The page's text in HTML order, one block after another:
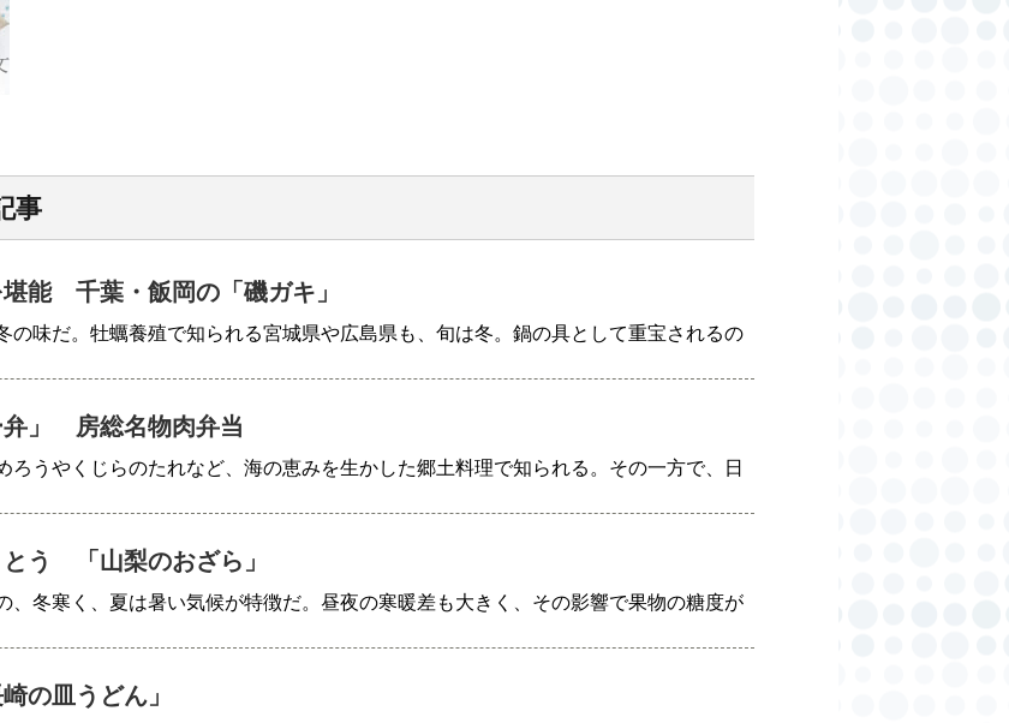
事
能 千葉・飯岡の「磯ガキ」
の味だ。牡蠣養殖で知られる宮城県や広島県も、旬は冬。鍋の具として重宝されるの
弁」 房総名物肉弁当
ろうやくじらのたれなど、海の恵みを生かした郷土料理で知られる。その一方で、日
う 「山梨のおざら」
、冬寒く、夏は暑い気候が特徴だ。昼夜の寒暖差も大きく、その影響で果物の糖度が
の皿うどん」